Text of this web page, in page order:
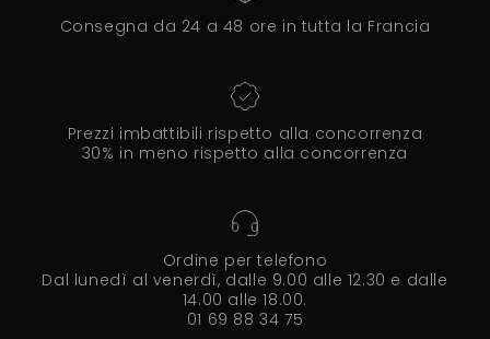
Consegna da 24 a 48 ore in tutta la Francia
Prezzi imbattibili rispetto alla concorrenza
30% in meno rispetto alla concorrenza
Ordine per telefono
Dal lunedì al venerdì, dalle 9.00 alle 12.30 e dalle
14.00 alle 18.00.
01 69 88 34 75